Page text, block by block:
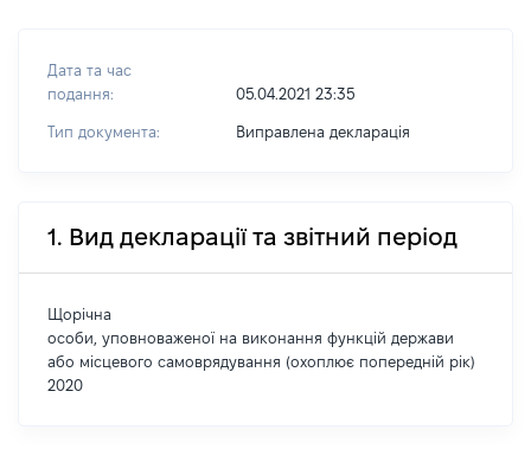
Дата та час
подання:
05.04.2021 23:35
Тип документа: Виправлена декларація
1. Вид декларації та звітний період
Щорічна
особи, уповноваженої на виконання функцій держави
або місцевого самоврядування (охоплює попередній рік)
2020